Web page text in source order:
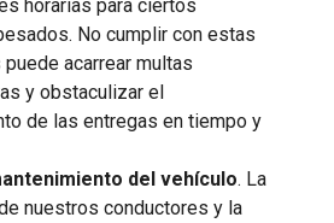
horarias para ciertos
No cumplir con estas
acarrear multas
y obstaculizar el
de las entregas en tiempo y
del vehículo. La
nuestros conductores y la